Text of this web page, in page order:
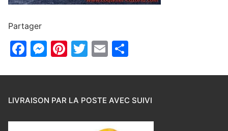
Partager
Facebook
Messenger
Pinterest
Twitter
Email
LIVRAISON PAR LA POSTE AVEC SUIVI